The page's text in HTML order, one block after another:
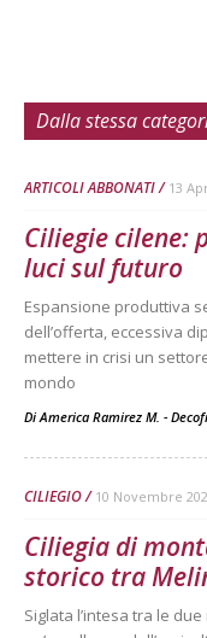
Dalla stessa
ARTICOLI ABBONATI 13
Ciliegie cilene:
luci sul futuro
Espansione produttiva
dell’offerta, eccessiva
mettere in crisi un
mondo
Di America Ramirez M. -
CILIEGIO 10 Novembre
Ciliegia di
storico tra
Siglata l’intesa tra le